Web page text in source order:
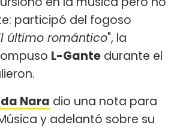
participó del fogoso
último romántico", la
L-Gante durante el
Nara dio una nota para
y adelantó sobre su